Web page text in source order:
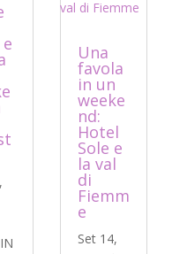
Una
favola
in un
weeke
nd:
Hotel
Sole e
la val
di
Fiemm
e
Set 14,